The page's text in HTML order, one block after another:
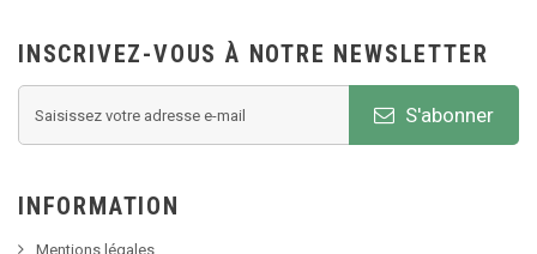
INSCRIVEZ-VOUS À NOTRE NEWSLETTER
S'abonner
INFORMATION
Mentions légales